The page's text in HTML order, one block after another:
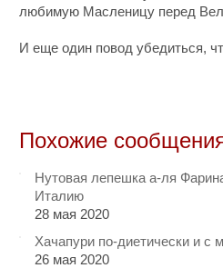
любимую Масленицу перед
И еще один повод убедиться,
Похожие
Нутовая лепешка а-ля
Италию
28 мая 2020
Хачапури по-диетически и с
26 мая 2020